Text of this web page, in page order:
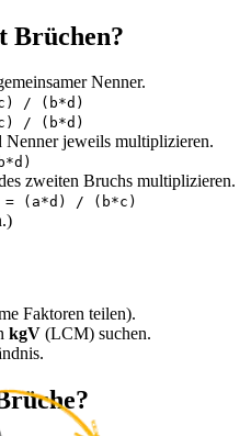
Brüchen?
Nenner.
/ (b*d)
/ (b*d)
Nenner jeweils multiplizieren.
zweiten Bruchs multiplizieren.
(a*d) / (b*c)
Faktoren teilen).
kgV (LCM) suchen.